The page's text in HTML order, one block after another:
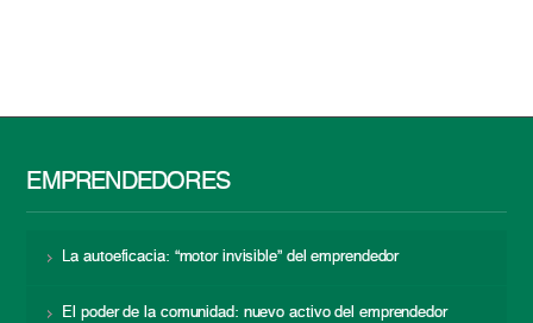
EMPRENDEDORES
La autoeficacia: “motor invisible” del emprendedor
El poder de la comunidad: nuevo activo del emprendedor